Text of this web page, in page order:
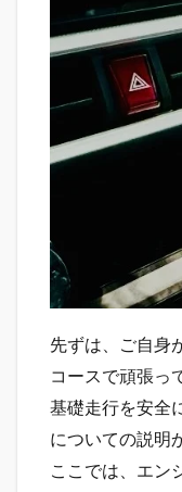
走行
今後
の課
題
先ずは、ご自身
コースで頑張っ
基礎走行を安全
についての説明
ここでは、エン